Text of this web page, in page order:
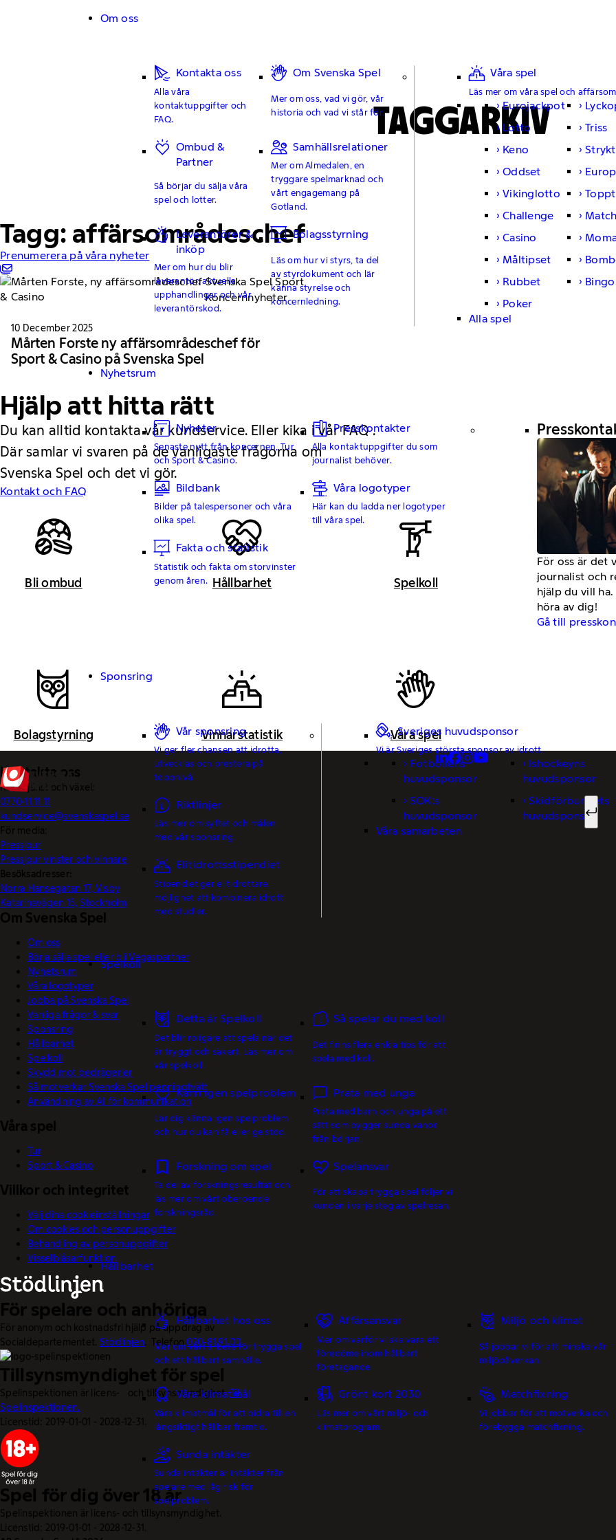
Om oss
Kontakta oss
Alla våra
kontaktuppgifter och
FAQ.
Om Svenska Spel
Mer om oss, vad vi gör, vår
historia och vad vi står för.
Ombud &
Partner
Så börjar du sälja våra
spel och lotter.
Samhällsrelationer
Mer om Almedalen, en
tryggare spelmarknad och
vårt engagemang på
Gotland.
Leverantörer &
inköp
Mer om hur du blir
leverantör, aktuella
upphandlingar och vår
leverantörskod.
Bolagsstyrning
Läs om hur vi styrs, ta del
av styrdokument och lär
känna styrelse och
koncernledning.
Våra spel
Läs mer om våra spel och
Eurojackpot
Lotto
Triss
Keno
Oddset
Vikinglotto
Challenge
Casino
Måltipset
Rubbet
Bingo
Poker
Alla spel
Nyhetsrum
Nyheter
Senaste nytt från koncernen, Tur
och Sport & Casino.
Presskontakter
Alla kontaktuppgifter du som
journalist behöver.
Bildbank
Bilder på talespersoner och våra
olika spel.
Våra logotyper
Här kan du ladda ner logotyper
till våra spel.
Fakta och statistik
Statistik och fakta om storvinster
genom åren.
För oss är det
journalist och
hjälp du vill
höra av dig!
Gå till
Sponsring
Vår sponsring
Vi ger fler chansen att idrotta,
utvecklas och prestera på
toppnivå.
Riktlinjer
Läs mer om syftet och målen
med vår sponsring.
Elitidrottsstipendiet
Stipendiet ger elitidrottare
möjlighet att kombinera idrott
med studier.
Sveriges huvudsponsor
Vi är Sveriges största sponsor av idrott.
Fotbollens
huvudsponsor
Ishockeyns
huvudsponsor
SOK:s
huvudsponsor
Skidförbundets
huvudsponsor
Våra samarbeten
Spelkoll
Detta är Spelkoll
Det blir roligare att spela när det
är tryggt och säkert. Läs mer om
vår spelkoll.
Så spelar du med koll
Det finns flera enkla tips för att
spela med koll.
Känn igen spelproblem
Lär dig känna igen spelproblem
och hur du kan få eller ge stöd.
Prata med unga
Prata med barn och unga på ett
sätt som bygger sunda vanor
från början.
Forskning om spel
Ta del av forskningsresultat och
läs mer om vårt oberoende
forskningsråd.
Spelansvar
För att skapa trygga spel följer vi
kunden i varje steg av spelresan.
Hållbarhet
Hållbarhet hos oss
Mer om vårt arbete för trygga spel
och ett hållbart samhälle.
Affärsansvar
Mer om varför vi ska vara ett
föredöme inom hållbart
företagande.
Miljö och klimat
Så jobbar vi för att minska vår
miljöpåverkan.
Våra klimatmål
Våra klimatmål för att bidra till en
långsiktigt hållbar framtid.
Grönt kort 2030
Läs mer om vårt miljö- och
klimatprogram.
Matchfixning
Vi jobbar för att motverka och
förebygga matchfixning.
Sunda intäkter
Sunda intäkter är intäkter från
spelare med låg risk för
spelproblem.
Sök
TAGGARKIV
Tagg: affärsområdeschef
Prenumerera på våra nyheter
Koncernnyheter
10 December 2025
Mårten Forste ny affärsområdeschef för
Sport & Casino på Svenska Spel
Hjälp att hitta rätt
Du kan alltid kontakta vår kundservice. Eller kika i vår FAQ .
Där samlar vi svaren på de vanligaste frågorna om
Svenska Spel och det vi gör.
Kontakt och FAQ
Bli ombud Hållbarhet Spelkoll
Bolagstyrning Vinnarstatistik Våra spel
Kontakta oss
Kundtjänst och växel:
0770-11 11 11
kundservice@svenskaspel.se
För media:
Pressjour
Pressjour vinster och vinnare
Besöksadresser:
Norra Hansegatan 17, Visby
Katarinavägen 15, Stockholm
Om Svenska Spel
Om oss
Börja sälja spel eller bli Vegaspartner
Nyhetsrum
Våra logotyper
Jobba på Svenska Spel
Vanliga frågor & svar
Sponsring
Hållbarhet
Spelkoll
Skydd mot bedrägerier
Så motverkar Svenska Spel penningtvätt
Användning av AI för kommunikation
Våra spel
Tur
Sport & Casino
Villkor och integritet
Välj dina cookieinställningar
Om cookies och personuppgifter
Behandling av personuppgifter
Visselblåsarfunktion
För spelare och anhöriga
För anonym och kostnadsfri hjälp på uppdrag av
Socialdepartementet. Stödlinjen . Telefon020-81 91 00.
Tillsynsmyndighet för spel
Spelinspektionen är licens- och tillsynsmyndighet.Till
Spelinspektionen.
Licenstid: 2019-01-01 - 2028-12-31.
Spel för dig över 18 år
Spelinspektionen är licens- och tillsynsmyndighet.
Licenstid: 2019-01-01 - 2028-12-31.